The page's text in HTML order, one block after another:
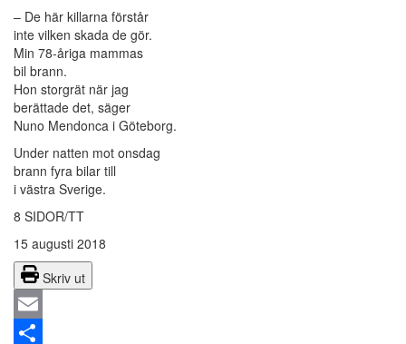
– De här killarna förstår
inte vilken skada de gör.
Min 78-åriga mammas
bil brann.
Hon storgrät när jag
berättade det, säger
Nuno Mendonca i Göteborg.
Under natten mot onsdag
brann fyra bilar till
i västra Sverige.
8 SIDOR/TT
15 augusti 2018
Skriv ut
Email